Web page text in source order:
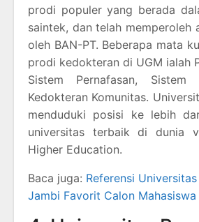
prodi populer yang berada
saintek, dan telah memperoleh
oleh BAN-PT. Beberapa mata
prodi kedokteran di UGM ialah
Sistem Pernafasan, Sistem
Kedokteran Komunitas.
menduduki posisi ke lebih
universitas terbaik di dunia
Higher Education.
Baca juga: Referensi
Jambi Favorit Calon